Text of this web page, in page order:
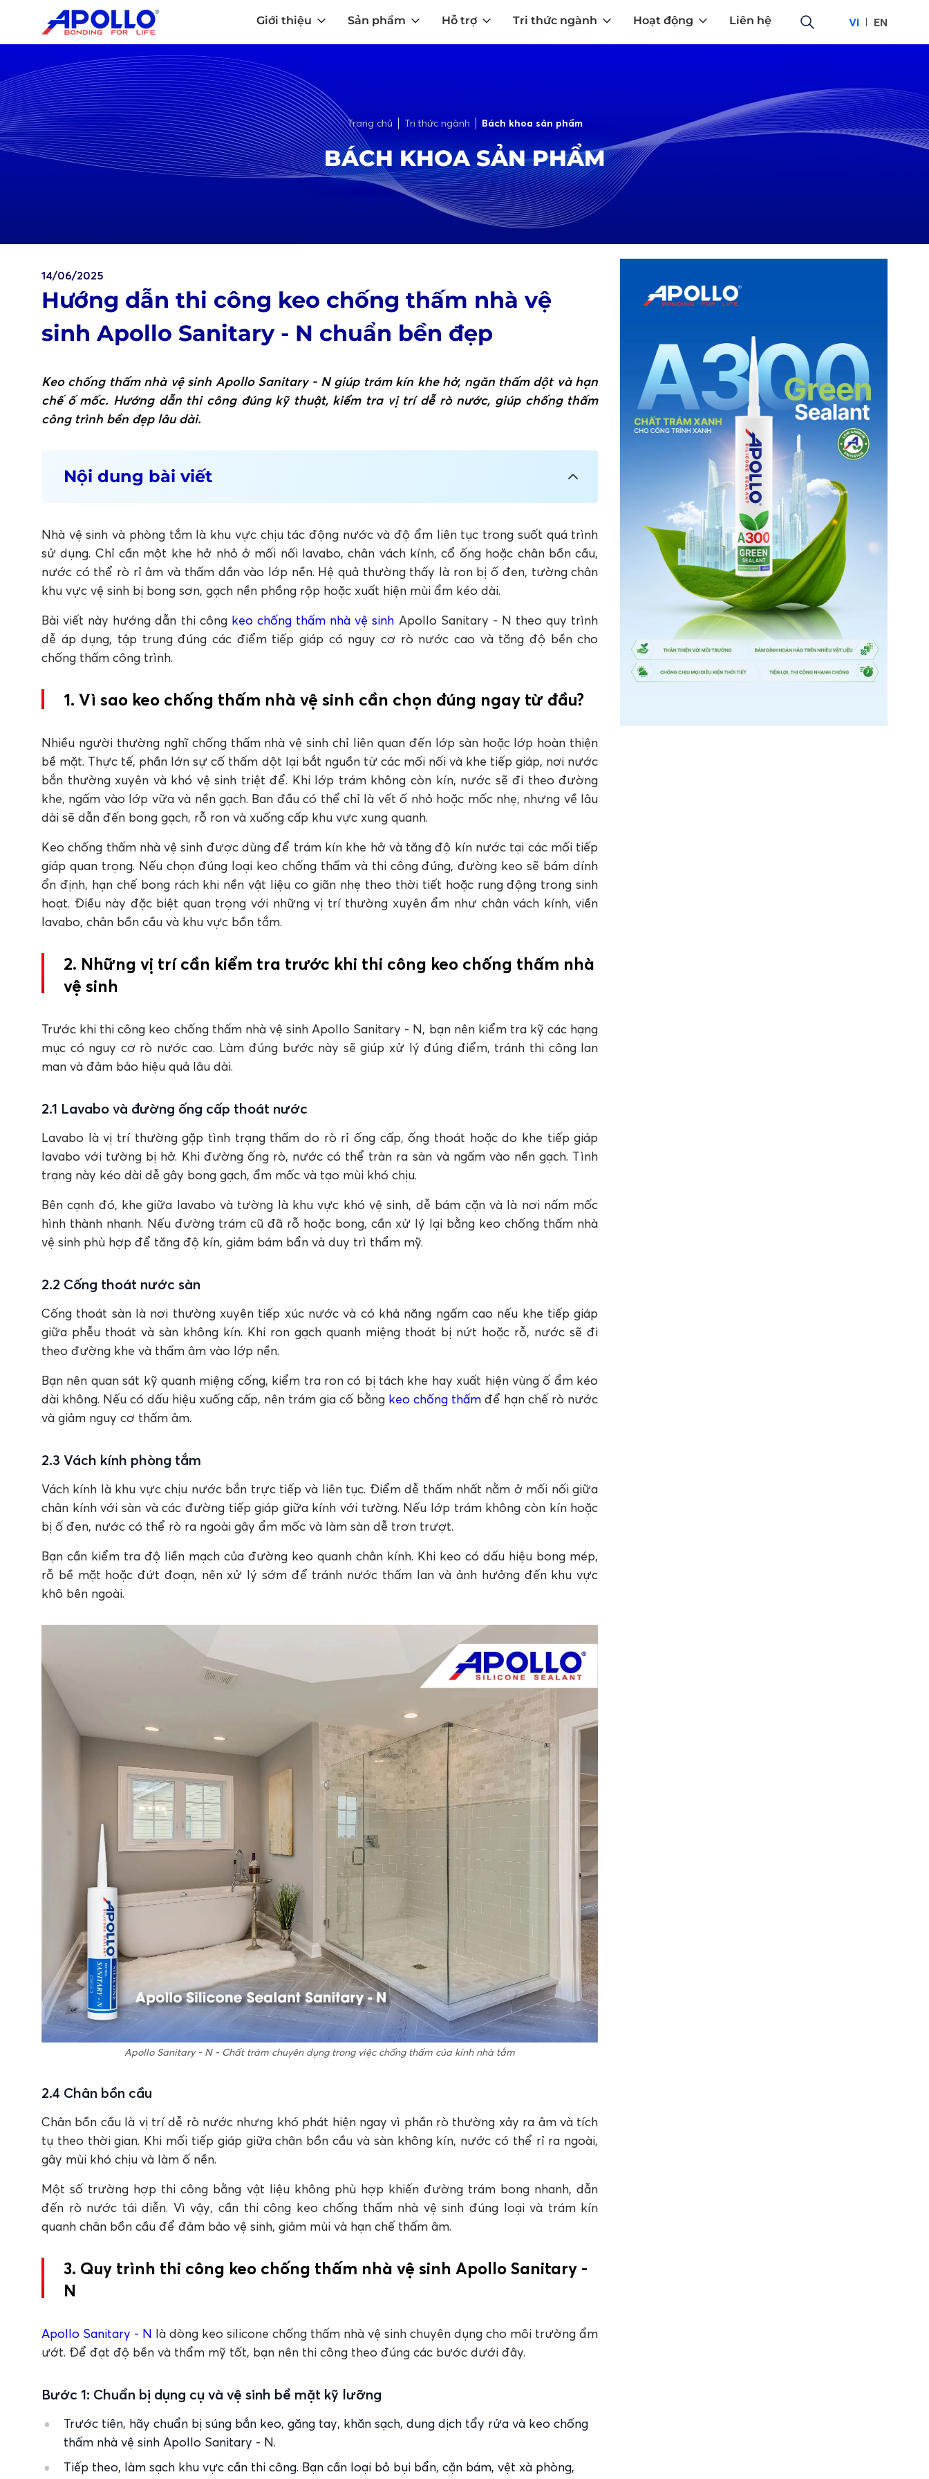
Giới thiệu Sản phẩm Hỗ trợ Tri thức ngành Hoạt động Liên hệ VI EN
Trang chủ Tri thức ngành Bách khoa sản phẩm
BÁCH KHOA SẢN PHẨM
14/06/2025
Hướng dẫn thi công keo chống thấm nhà vệ
sinh Apollo Sanitary - N chuẩn bền đẹp
Keo chống thấm nhà vệ sinh Apollo Sanitary - N giúp trám kín khe hở, ngăn thấm dột và hạn
chế ố mốc. Hướng dẫn thi công đúng kỹ thuật, kiểm tra vị trí dễ rò nước, giúp chống thấm
công trình bền đẹp lâu dài.
Nội dung bài viết
1. Vì sao keo chống thấm nhà vệ sinh cần chọn đúng ngay từ đầu?
2.1 Lavabo và đường ống cấp thoát nước
2.2 Cống thoát nước sàn
2.3 Vách kính phòng tắm
2.4 Chân bồn cầu
3. Quy trình thi công keo chống thấm nhà vệ sinh Apollo Sanitary - N
Bước 1: Chuẩn bị dụng cụ và vệ sinh bề mặt kỹ lưỡng
Bước 2: Cắt vòi keo phù hợp với kích thước khe hở
Bước 3: Bắn keo liền mạch và đúng vị trí cần chống thấm
Bước 4: Chờ keo ổn định và xử lý keo thừa
5. Kết luận
1. Keo chống thấm nhà vệ sinh Apollo Sanitary - N dùng để xử lý những vị trí nào?
2. Vì sao cần chọn đúng keo chống thấm nhà vệ sinh ngay từ đầu?
3. Trước khi thi công keo chống thấm nhà vệ sinh cần kiểm tra những hạng mục nào?
4. Tại sao khu vực lavabo dễ phát sinh thấm dột và ẩm mốc?
5. Vì sao cống thoát nước sàn là điểm cần ưu tiên chống thấm?
Nhà vệ sinh và phòng tắm là khu vực chịu tác động nước và độ ẩm liên tục trong suốt quá trình
sử dụng. Chỉ cần một khe hở nhỏ ở mối nối lavabo, chân vách kính, cổ ống hoặc chân bồn cầu,
nước có thể rò rỉ âm và thấm dần vào lớp nền. Hệ quả thường thấy là ron bị ố đen, tường chân
khu vực vệ sinh bị bong sơn, gạch nền phồng rộp hoặc xuất hiện mùi ẩm kéo dài.
Bài viết này hướng dẫn thi công keo chống thấm nhà vệ sinh Apollo Sanitary - N theo quy trình
dễ áp dụng, tập trung đúng các điểm tiếp giáp có nguy cơ rò nước cao và tăng độ bền cho
chống thấm công trình.
1. Vì sao keo chống thấm nhà vệ sinh cần chọn đúng ngay từ đầu?
Nhiều người thường nghĩ chống thấm nhà vệ sinh chỉ liên quan đến lớp sàn hoặc lớp hoàn thiện
bề mặt. Thực tế, phần lớn sự cố thấm dột lại bắt nguồn từ các mối nối và khe tiếp giáp, nơi nước
bắn thường xuyên và khó vệ sinh triệt để. Khi lớp trám không còn kín, nước sẽ đi theo đường
khe, ngấm vào lớp vữa và nền gạch. Ban đầu có thể chỉ là vết ố nhỏ hoặc mốc nhẹ, nhưng về lâu
dài sẽ dẫn đến bong gạch, rỗ ron và xuống cấp khu vực xung quanh.
Keo chống thấm nhà vệ sinh được dùng để trám kín khe hở và tăng độ kín nước tại các mối tiếp
giáp quan trọng. Nếu chọn đúng loại keo chống thấm và thi công đúng, đường keo sẽ bám dính
ổn định, hạn chế bong rách khi nền vật liệu co giãn nhẹ theo thời tiết hoặc rung động trong sinh
hoạt. Điều này đặc biệt quan trọng với những vị trí thường xuyên ẩm như chân vách kính, viền
lavabo, chân bồn cầu và khu vực bồn tắm.
2. Những vị trí cần kiểm tra trước khi thi công keo chống thấm nhà
vệ sinh
Trước khi thi công keo chống thấm nhà vệ sinh Apollo Sanitary - N, bạn nên kiểm tra kỹ các hạng
mục có nguy cơ rò nước cao. Làm đúng bước này sẽ giúp xử lý đúng điểm, tránh thi công lan
man và đảm bảo hiệu quả lâu dài.
2.1 Lavabo và đường ống cấp thoát nước
Lavabo là vị trí thường gặp tình trạng thấm do rò rỉ ống cấp, ống thoát hoặc do khe tiếp giáp
lavabo với tường bị hở. Khi đường ống rò, nước có thể tràn ra sàn và ngấm vào nền gạch. Tình
trạng này kéo dài dễ gây bong gạch, ẩm mốc và tạo mùi khó chịu.
Bên cạnh đó, khe giữa lavabo và tường là khu vực khó vệ sinh, dễ bám cặn và là nơi nấm mốc
hình thành nhanh. Nếu đường trám cũ đã rỗ hoặc bong, cần xử lý lại bằng keo chống thấm nhà
vệ sinh phù hợp để tăng độ kín, giảm bám bẩn và duy trì thẩm mỹ.
2.2 Cống thoát nước sàn
Cống thoát sàn là nơi thường xuyên tiếp xúc nước và có khả năng ngấm cao nếu khe tiếp giáp
giữa phễu thoát và sàn không kín. Khi ron gạch quanh miệng thoát bị nứt hoặc rỗ, nước sẽ đi
theo đường khe và thấm âm vào lớp nền.
Bạn nên quan sát kỹ quanh miệng cống, kiểm tra ron có bị tách khe hay xuất hiện vùng ố ẩm kéo
dài không. Nếu có dấu hiệu xuống cấp, nên trám gia cố bằng keo chống thấm để hạn chế rò nước
và giảm nguy cơ thấm âm.
2.3 Vách kính phòng tắm
Vách kính là khu vực chịu nước bắn trực tiếp và liên tục. Điểm dễ thấm nhất nằm ở mối nối giữa
chân kính với sàn và các đường tiếp giáp giữa kính với tường. Nếu lớp trám không còn kín hoặc
bị ố đen, nước có thể rò ra ngoài gây ẩm mốc và làm sàn dễ trơn trượt.
Bạn cần kiểm tra độ liền mạch của đường keo quanh chân kính. Khi keo có dấu hiệu bong mép,
rỗ bề mặt hoặc đứt đoạn, nên xử lý sớm để tránh nước thấm lan và ảnh hưởng đến khu vực
khô bên ngoài.
Apollo Sanitary - N - Chất trám chuyên dụng trong việc chống thấm của kính nhà tắm
2.4 Chân bồn cầu
Chân bồn cầu là vị trí dễ rò nước nhưng khó phát hiện ngay vì phần rò thường xảy ra âm và tích
tụ theo thời gian. Khi mối tiếp giáp giữa chân bồn cầu và sàn không kín, nước có thể rỉ ra ngoài,
gây mùi khó chịu và làm ố nền.
Một số trường hợp thi công bằng vật liệu không phù hợp khiến đường trám bong nhanh, dẫn
đến rò nước tái diễn. Vì vậy, cần thi công keo chống thấm nhà vệ sinh đúng loại và trám kín
quanh chân bồn cầu để đảm bảo vệ sinh, giảm mùi và hạn chế thấm âm.
3. Quy trình thi công keo chống thấm nhà vệ sinh Apollo Sanitary -
N
Apollo Sanitary - N là dòng keo silicone chống thấm nhà vệ sinh chuyên dụng cho môi trường ẩm
ướt. Để đạt độ bền và thẩm mỹ tốt, bạn nên thi công theo đúng các bước dưới đây.
Bước 1: Chuẩn bị dụng cụ và vệ sinh bề mặt kỹ lưỡng
Trước tiên, hãy chuẩn bị súng bắn keo, găng tay, khăn sạch, dung dịch tẩy rửa và keo chống
thấm nhà vệ sinh Apollo Sanitary - N.
Tiếp theo, làm sạch khu vực cần thi công. Bạn cần loại bỏ bụi bẩn, cặn bám, vệt xà phòng,